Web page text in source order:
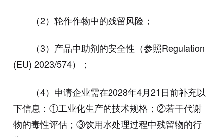
（2）轮作作物中的残留风险；
（3）产品中助剂的安全性（参照Regulation
(EU) 2023/574）；
（4）申请企业需在2028年4月21日前补充以
下信息：①工业化生产的技术规格；②若干代谢
物的毒性评估；③饮用水处理过程中残留物的行